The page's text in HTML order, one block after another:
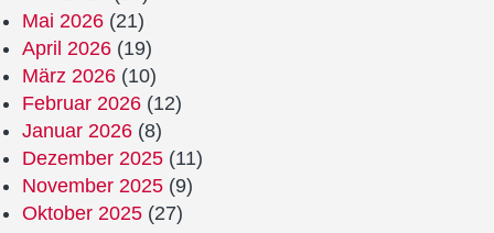
Mai 2026 (21)
April 2026 (19)
März 2026 (10)
Februar 2026 (12)
Januar 2026 (8)
Dezember 2025 (11)
November 2025 (9)
Oktober 2025 (27)